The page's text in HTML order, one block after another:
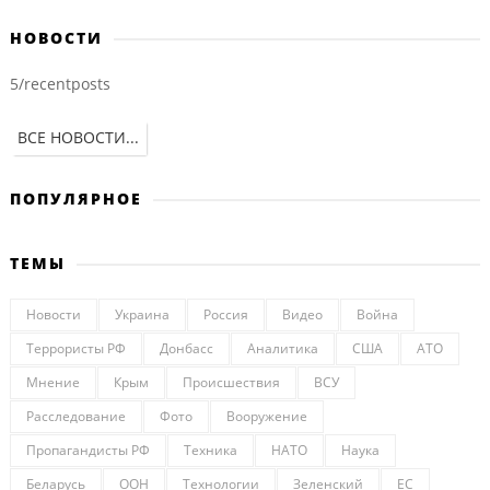
НОВОСТИ
5/recentposts
ВСЕ НОВОСТИ...
ПОПУЛЯРНОЕ
ТЕМЫ
Новости Украина Россия Видео
Война
Террористы РФ
Донбасс Аналитика США
АТО
Мнение
Крым Происшествия
ВСУ
Расследование
Фото
Вооружение
Пропагандисты РФ
Техника НАТО
Наука
Беларусь
ООН Технологии Зеленский ЕС